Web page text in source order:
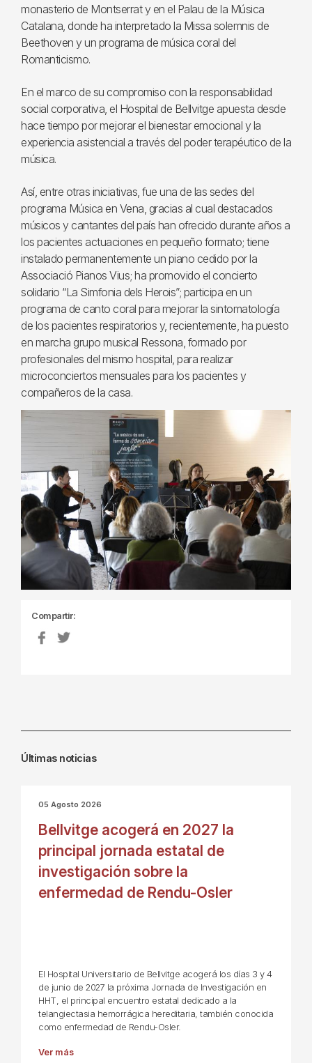
monasterio de Montserrat y en el Palau de la Música
Catalana, donde ha interpretado la Missa solemnis de
Beethoven y un programa de música coral del
Romanticismo.
En el marco de su compromiso con la responsabilidad
social corporativa, el Hospital de Bellvitge apuesta desde
hace tiempo por mejorar el bienestar emocional y la
experiencia asistencial a través del poder terapéutico de la
música.
Así, entre otras iniciativas, fue una de las sedes del
programa Música en Vena, gracias al cual destacados
músicos y cantantes del país han ofrecido durante años a
los pacientes actuaciones en pequeño formato; tiene
instalado permanentemente un piano cedido por la
Associació Pianos Vius; ha promovido el concierto
solidario “La Simfonia dels Herois”; participa en un
programa de canto coral para mejorar la sintomatología
de los pacientes respiratorios y, recientemente, ha puesto
en marcha grupo musical Ressona, formado por
profesionales del mismo hospital, para realizar
microconciertos mensuales para los pacientes y
compañeros de la casa.
Compartir:
Últimas noticias
05 Agosto 2026
Bellvitge acogerá en 2027 la
principal jornada estatal de
investigación sobre la
enfermedad de Rendu-Osler
El Hospital Universitario de Bellvitge acogerá los días 3 y 4
de junio de 2027 la próxima Jornada de Investigación en
HHT, el principal encuentro estatal dedicado a la
telangiectasia hemorrágica hereditaria, también conocida
como enfermedad de Rendu-Osler.
Ver más